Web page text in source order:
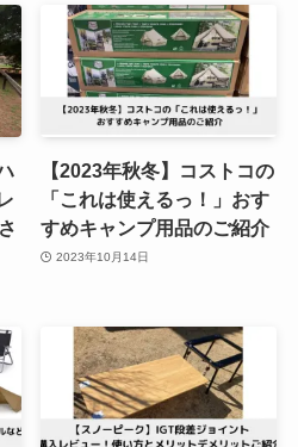
【2023年秋冬】コストコの
「これは使えるっ！」おす
すめキャンプ用品のご紹介
2023年10月14日